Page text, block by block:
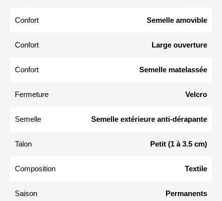
Confort Semelle amovible
Confort Large ouverture
Confort Semelle matelassée
Fermeture Velcro
Semelle Semelle extérieure anti-dérapante
Talon Petit (1 à 3.5 cm)
Composition Textile
Saison Permanents